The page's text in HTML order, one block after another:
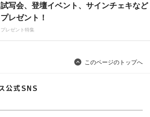
試写会、登壇イベント、サインチェキなど
プレゼント！
プレゼント特集
このページのトップへ